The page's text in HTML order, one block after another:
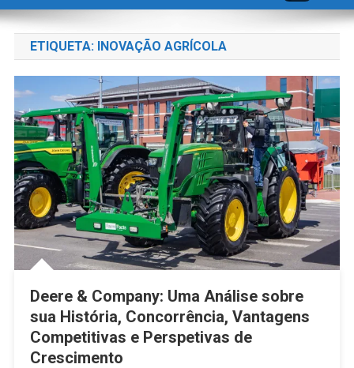
ETIQUETA: INOVAÇÃO AGRÍCOLA
Deere & Company: Uma Análise sobre
sua História, Concorrência, Vantagens
Competitivas e Perspetivas de
Crescimento